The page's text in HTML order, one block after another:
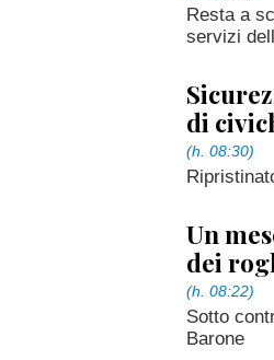
Resta a
servizi
di
(h. 08:30)
Un
dei
(h. 08:22)
Sotto
Barone